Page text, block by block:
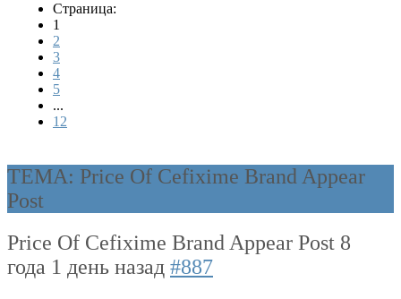
Страница:
1
2
3
4
5
...
12
ТЕМА: Price Of Cefixime Brand Appear
Post
Price Of Cefixime Brand Appear Post 8
года 1 день назад #887